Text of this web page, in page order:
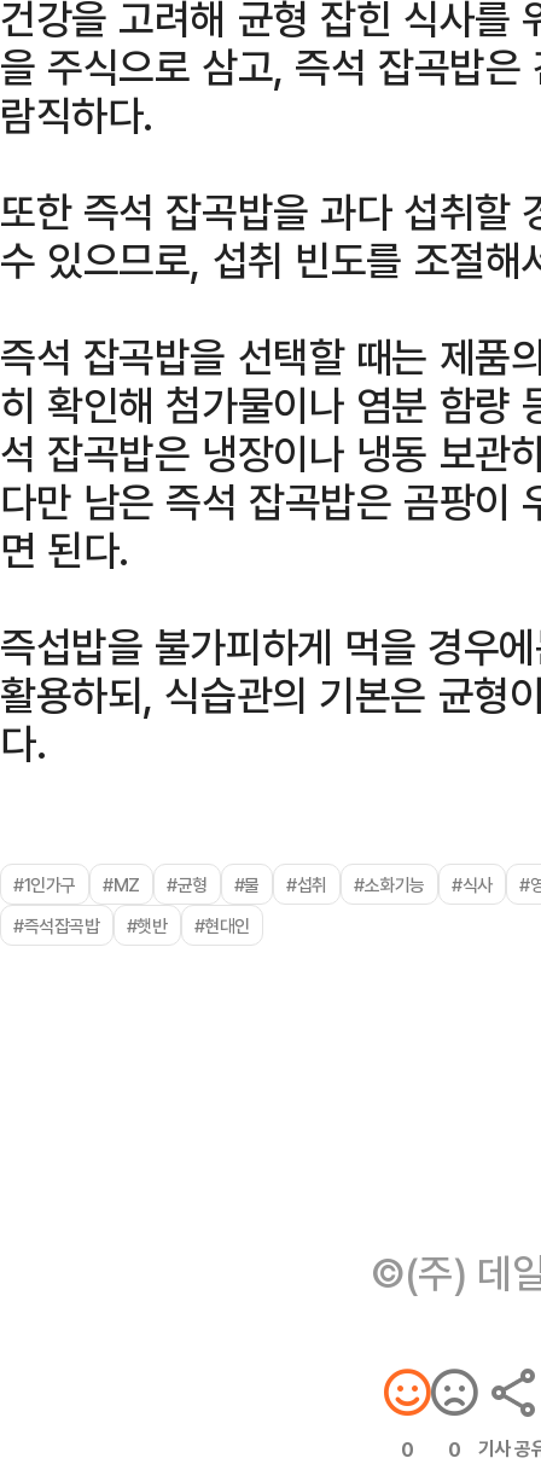
건강을 고려해 균형 잡힌 식사를
을 주식으로 삼고, 즉석 잡곡밥
람직하다.
또한 즉석 잡곡밥을 과다 섭취할
수 있으므로, 섭취 빈도를 조절해
즉석 잡곡밥을 선택할 때는 제품
히 확인해 첨가물이나 염분 함량
석 잡곡밥은 냉장이나 냉동 보관
다만 남은 즉석 잡곡밥은 곰팡이
면 된다.
즉섭밥을 불가피하게 먹을 경우
활용하되, 식습관의 기본은 균형
다.
#1인가구 #MZ #균형 #물 #섭취 #소화기능 #식사
#
#즉석잡곡밥
#햇반 #현대인
©(주) 데
0 0 기사 공